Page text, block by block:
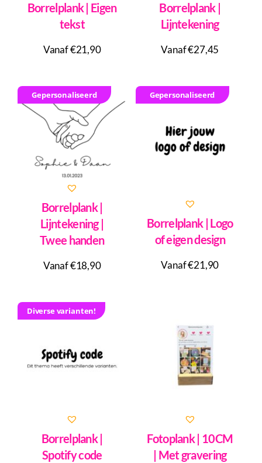
Borrelplank | Eigen
tekst
Vanaf €21,90
Borrelplank |
Lijntekening
Vanaf €27,45
Gepersonaliseerd
Borrelplank |
Lijntekening |
Twee handen
Vanaf €18,90
Gepersonaliseerd
Borrelplank | Logo
of eigen design
Vanaf €21,90
Diverse varianten!
Borrelplank |
Spotify code
Fotoplank | 10CM
| Met gravering